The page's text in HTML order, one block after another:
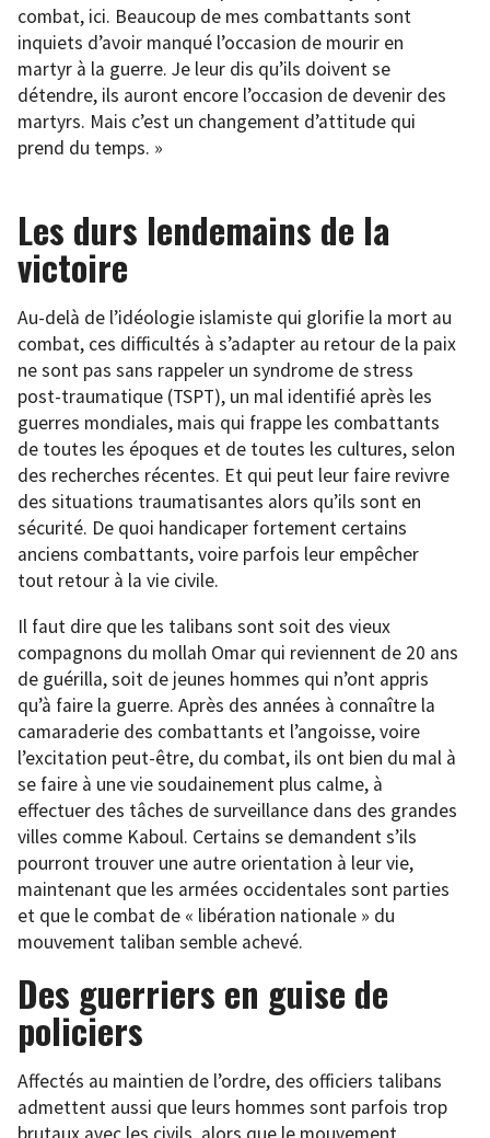
combat, ici. Beaucoup de mes combattants sont
inquiets d’avoir manqué l’occasion de mourir en
martyr à la guerre. Je leur dis qu’ils doivent se
détendre, ils auront encore l’occasion de devenir des
martyrs. Mais c’est un changement d’attitude qui
prend du temps. »
Les durs lendemains de la
victoire
Au-delà de l’idéologie islamiste qui glorifie la mort au
combat, ces difficultés à s’adapter au retour de la paix
ne sont pas sans rappeler un syndrome de stress
post-traumatique (TSPT), un mal identifié après les
guerres mondiales, mais qui frappe les combattants
de toutes les époques et de toutes les cultures, selon
des recherches récentes. Et qui peut leur faire revivre
des situations traumatisantes alors qu’ils sont en
sécurité. De quoi handicaper fortement certains
anciens combattants, voire parfois leur empêcher
tout retour à la vie civile.
Il faut dire que les talibans sont soit des vieux
compagnons du mollah Omar qui reviennent de 20 ans
de guérilla, soit de jeunes hommes qui n’ont appris
qu’à faire la guerre. Après des années à connaître la
camaraderie des combattants et l’angoisse, voire
l’excitation peut-être, du combat, ils ont bien du mal à
se faire à une vie soudainement plus calme, à
effectuer des tâches de surveillance dans des grandes
villes comme Kaboul. Certains se demandent s’ils
pourront trouver une autre orientation à leur vie,
maintenant que les armées occidentales sont parties
et que le combat de « libération nationale » du
mouvement taliban semble achevé.
Des guerriers en guise de
policiers
Affectés au maintien de l’ordre, des officiers talibans
admettent aussi que leurs hommes sont parfois trop